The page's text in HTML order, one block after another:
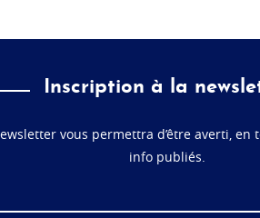
Inscription à la
vous permettra d’être averti,
info publiés.